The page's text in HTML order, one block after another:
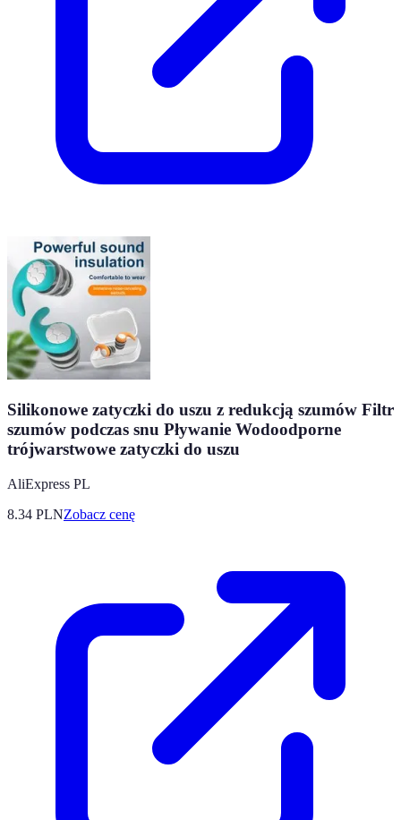
Silikonowe zatyczki do uszu z redukcją szumów Filtr
szumów podczas snu Pływanie Wodoodporne
trójwarstwowe zatyczki do uszu
AliExpress PL
8.34 PLNZobacz cenę